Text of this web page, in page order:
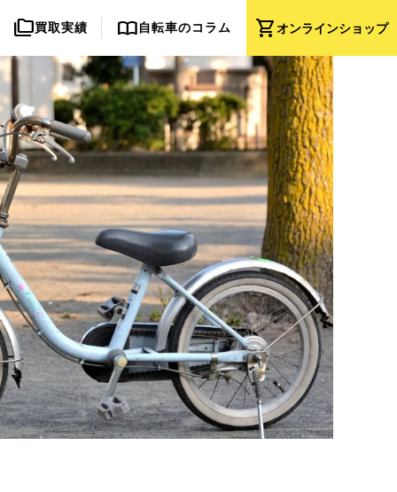
shopping_cartオンラインショップ
folder_copy買取実績 import_contacts自転車のコラム